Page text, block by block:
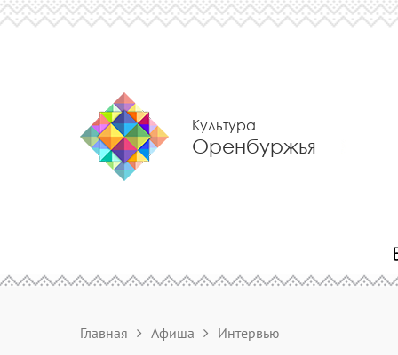
Культура
Оренбуржья
Главная Афиша Интервью